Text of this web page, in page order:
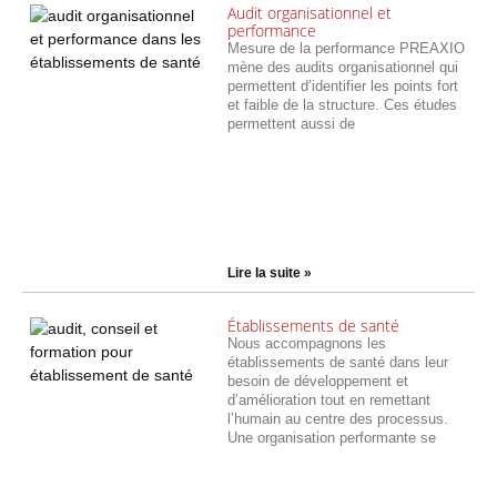
Audit organisationnel et
performance
Mesure de la performance PREAXIO
mène des audits organisationnel qui
permettent d’identifier les points fort
et faible de la structure. Ces études
permettent aussi de
Lire la suite »
Établissements de santé
Nous accompagnons les
établissements de santé dans leur
besoin de développement et
d’amélioration tout en remettant
l’humain au centre des processus.
Une organisation performante se